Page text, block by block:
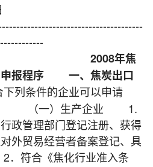
： 2008年焦
申报程序 一、焦炭出口
条件的企业可以申请
： （一）生产企业 1.
政管理部门登记注册、获得
外贸易经营者备案登记、具
符合《焦化行业准入条